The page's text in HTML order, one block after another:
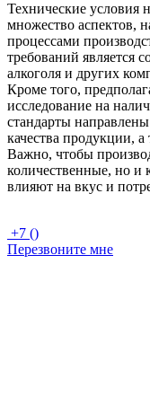
Технические условия
множество аспектов,
процессами
требований является
алкоголя и других
Кроме того,
исследование на
стандарты
качества продукции,
Важно, чтобы
количественные, но и
влияют на вкус и
+7 ()
Перезвоните мне